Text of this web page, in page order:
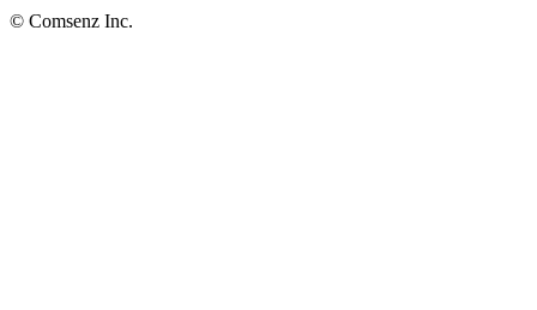
© Comsenz Inc.